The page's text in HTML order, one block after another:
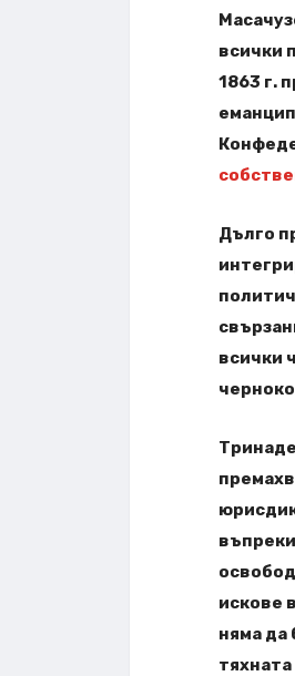
всички
1863 г.
Дълго
всички
искове
няма да